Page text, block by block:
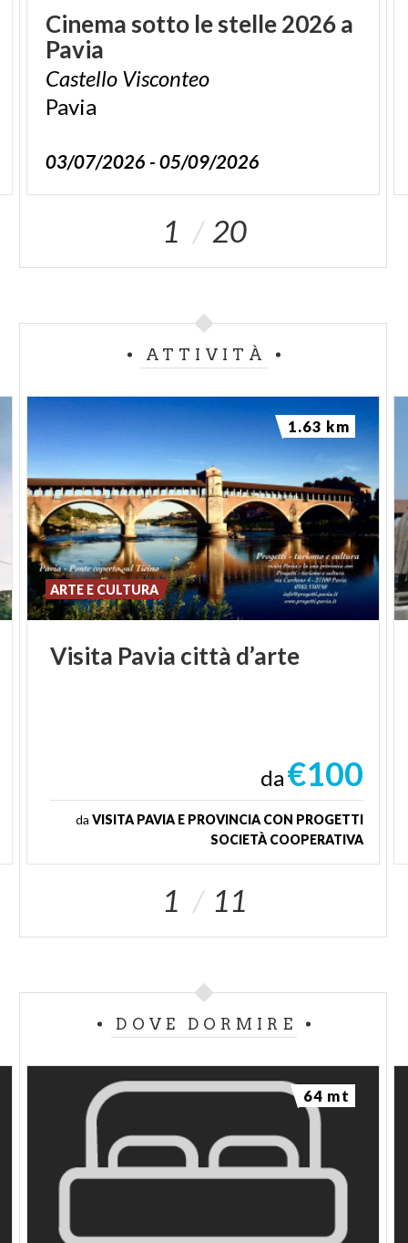
Cinema sotto lestelle2026a
Pavia
Castello Visconteo
Pavia
03/07/2026 - 05/09/2026
1 20
ATTIVITÀ
Visita Pavia città d’arte
ARTE E CULTURA
da€100
da VISITA PAVIA E PROVINCIA CON PROGETTI
SOCIETÀ COOPERATIVA
1.63 km
1 11
DOVE DORMIRE
64 mt